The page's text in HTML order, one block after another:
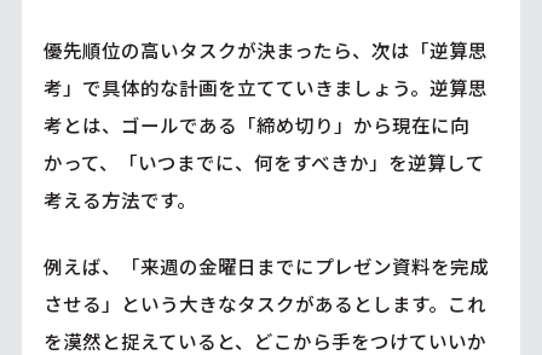
優先順位の高いタスクが決まったら、次は「逆算思
考」で具体的な計画を立てていきましょう。逆算思
考とは、ゴールである「締め切り」から現在に向
かって、「いつまでに、何をすべきか」を逆算して
考える方法です。
例えば、「来週の金曜日までにプレゼン資料を完成
させる」という大きなタスクがあるとします。これ
を漠然と捉えていると、どこから手をつけていいか